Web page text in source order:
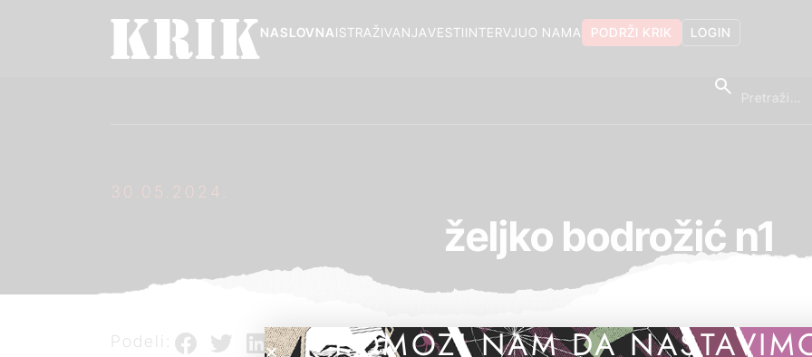
LOGIN
PODRŽI KRIK
O NAMA
INTERVJU
VESTI
ISTRAŽIVANJA
NASLOVNA
30.05.2024.
željko bodrožić n1
Podeli:
POMOZI NAM DA